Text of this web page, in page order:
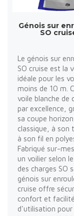
Génois sur
SO
Le génois sur
SO cruise est la
idéale pour les
moins de 10 m.
voile blanche de
par excellence,
sa coupe
classique, à son
à son fil en
Fabriqué sur-
un voilier selon
des charges SO
génois sur
cruise offre
confort et facilité
d'utilisation pour